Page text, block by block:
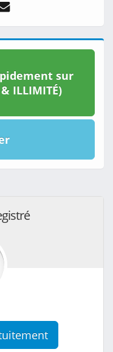
sur
ILLIMITÉ)